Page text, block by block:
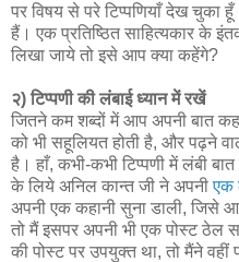
पर विषय से परे टिप्पणियाँ देख चुका
हैं। एक प्रतिष्ठित साहित्यकार के
लिखा जाये तो इसे आप क्या कहेंगे?
२) टिप्पणी की लंबाई ध्यान में रखें
जितने कम शब्दों में आप अपनी बात
को भी सहूलियत होती है, और पढ़ने
है। हाँ, कभी-कभी टिप्पणी में लंबी
के लिये अनिल कान्त जी ने अपनीएक
अपनी एक कहानी सुना डाली,
तो मैं इसपर अपनी भी एक पोस्ट ठेल
की पोस्ट पर उपयुक्त था, तो मैंने वहीं